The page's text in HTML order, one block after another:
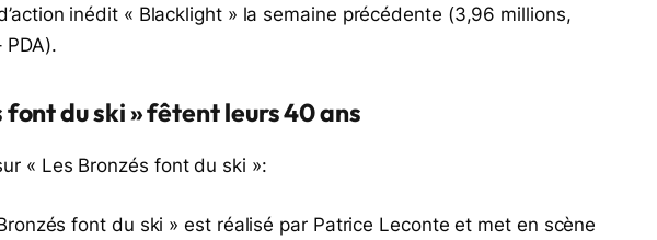
inédit « Blacklight » la semaine précédente (3,96 millions,
PDA).
font du ski » fêtent leurs 40 ans
« Les Bronzés font du ski »:
font du ski » est réalisé par Patrice Leconte et met en scène